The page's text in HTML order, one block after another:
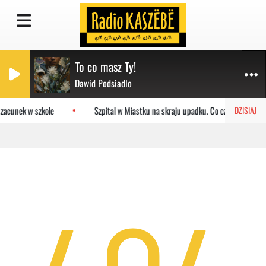
To co masz Ty!
Dawid Podsiadlo
DZISIAJ
w szkole Szpital w Miastku na skraju upadku. Co czeka